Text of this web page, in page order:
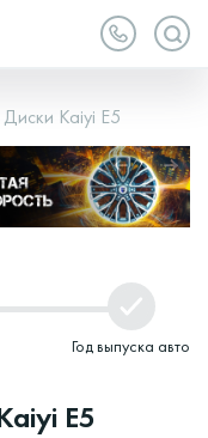
Диски Kaiyi E5
Год выпуска авто
E5